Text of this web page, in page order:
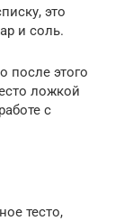
это
и соль.
после этого
ложкой
с
тесто,